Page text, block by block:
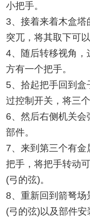
小把手。
3、接着来着木盒塔
突兀，将其取下可
4、随后转移视角
方有一个把手。
5、拾起把手回到盒
过控制开关，将三
6、然后右侧机关
部件。
7、来到第三个有
把手，将把手转动
(弓的弦)。
8、重新回到箭弩场
(弓的弦)以及部件